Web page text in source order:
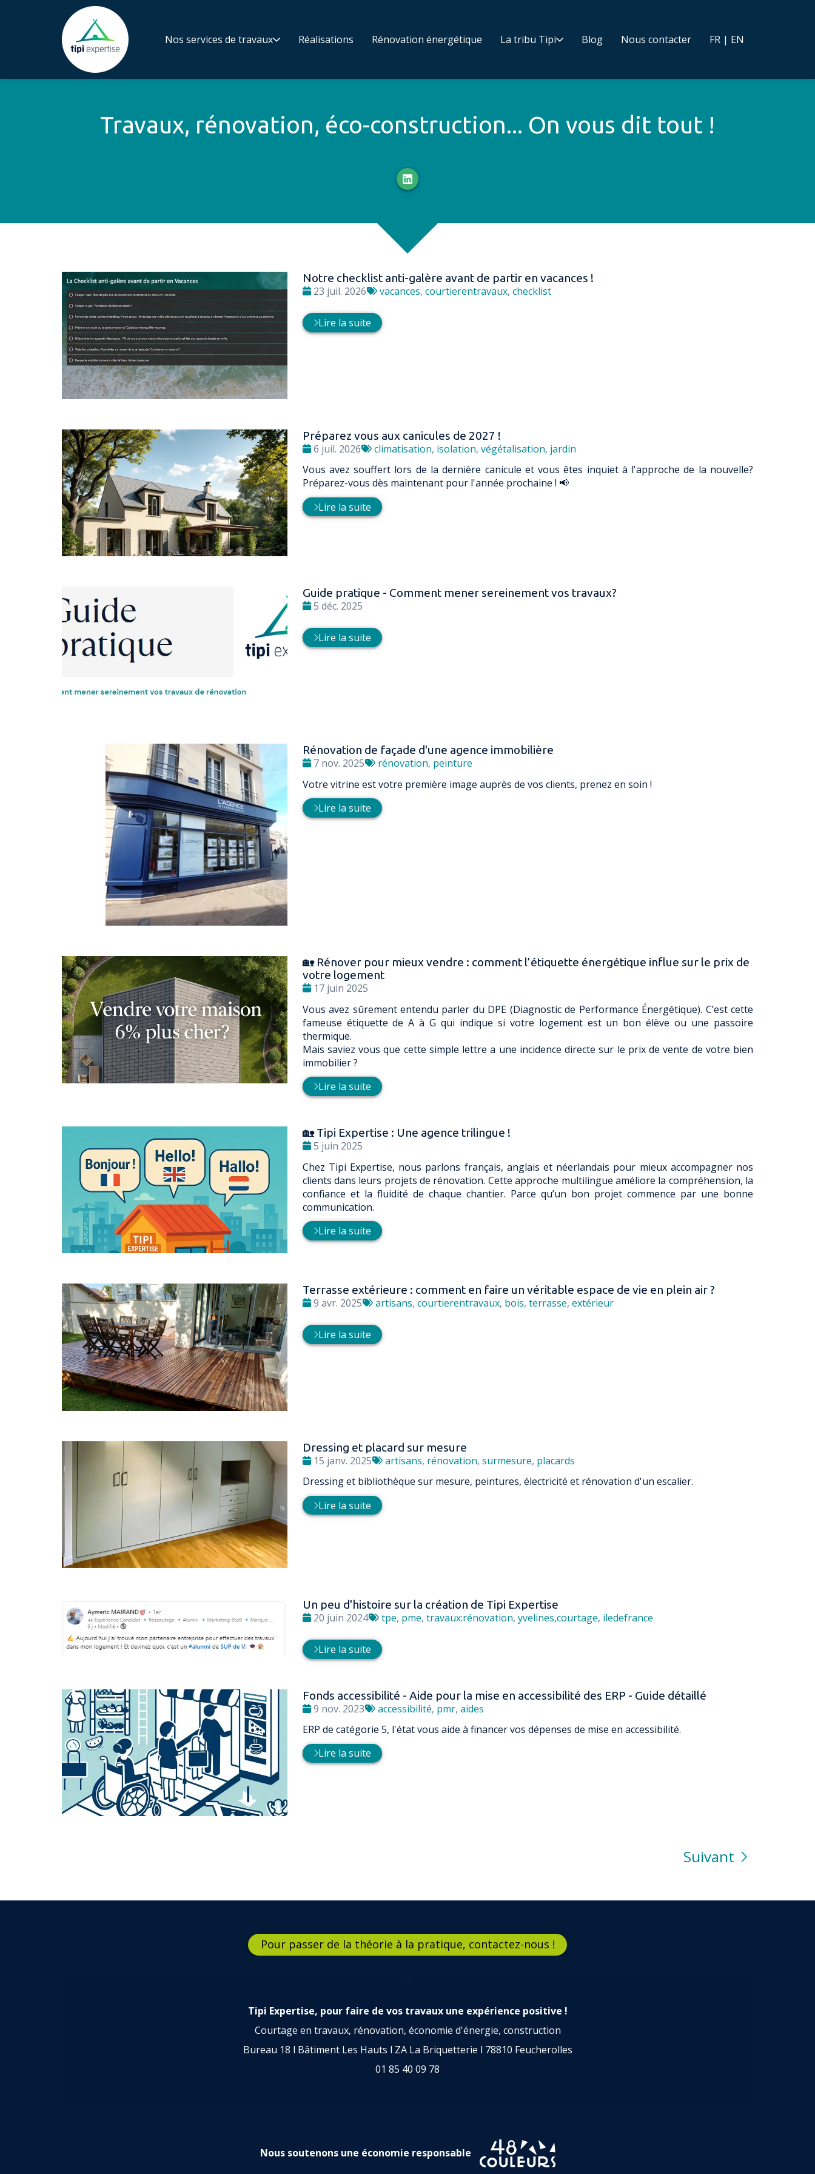
Nos services de travaux Réalisations Rénovation énergétique La tribu Tipi Blog Nous contacter FR | EN
Travaux, rénovation, éco-construction... On vous dit tout !
Notre checklist anti-galère avant de partir en vacances !
Date
23 juil. 2026
Tags
vacances, courtierentravaux, checklist
Lire la suite
Préparez vous aux canicules de 2027 !
Date
6 juil. 2026
Tags
climatisation, isolation, végétalisation, jardin
Vous avez souffert lors de la dernière canicule et vous êtes inquiet à l'approche de la nouvelle?
Préparez-vous dès maintenant pour l'année prochaine ! 📢
Lire la suite
Guide pratique - Comment mener sereinement vos travaux?
Date
5 déc. 2025
Lire la suite
Rénovation de façade d'une agence immobilière
Date
7 nov. 2025
Tags
rénovation, peinture
Votre vitrine est votre première image auprès de vos clients, prenez en soin !
Lire la suite
🏡 Rénover pour mieux vendre : comment l’étiquette énergétique influe sur le prix de
votre logement
Date
17 juin 2025
Vous avez sûrement entendu parler du DPE (Diagnostic de Performance Énergétique). C’est cette
fameuse étiquette de A à G qui indique si votre logement est un bon élève ou une passoire
thermique.
Mais saviez vous que cette simple lettre a une incidence directe sur le prix de vente de votre bien
immobilier ?
Lire la suite
🏡 Tipi Expertise : Une agence trilingue !
Date
5 juin 2025
Chez Tipi Expertise, nous parlons français, anglais et néerlandais pour mieux accompagner nos
clients dans leurs projets de rénovation. Cette approche multilingue améliore la compréhension, la
confiance et la fluidité de chaque chantier. Parce qu’un bon projet commence par une bonne
communication.
Lire la suite
Terrasse extérieure : comment en faire un véritable espace de vie en plein air ?
Date
9 avr. 2025
Tags
artisans, courtierentravaux, bois, terrasse, extérieur
Lire la suite
Dressing et placard sur mesure
Date
15 janv. 2025
Tags
artisans, rénovation, surmesure, placards
Dressing et bibliothèque sur mesure, peintures, électricité et rénovation d'un escalier.
Lire la suite
Un peu d'histoire sur la création de Tipi Expertise
Date
20 juin 2024
Tags
tpe, pme, travaux:rénovation, yvelines,courtage, iledefrance
Lire la suite
Fonds accessibilité - Aide pour la mise en accessibilité des ERP - Guide détaillé
Date
9 nov. 2023
Tags
accessibilité, pmr, aides
ERP de catégorie 5, l'état vous aide à financer vos dépenses de mise en accessibilité.
Lire la suite
Suivant
Pour passer de la théorie à la pratique, contactez-nous !
Tipi Expertise, pour faire de vos travaux une expérience positive !
Courtage en travaux, rénovation, économie d'énergie, construction
Bureau 18 l Bâtiment Les Hauts l ZA La Briquetterie l 78810 Feucherolles
01 85 40 09 78
Nous soutenons une économie responsable